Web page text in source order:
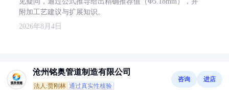
附加工艺建议与扩展知识。
2026年8月4日
沧州铭奥管道制造有限公司
法人:贾刚林 通过真实性核验
咨询 进店